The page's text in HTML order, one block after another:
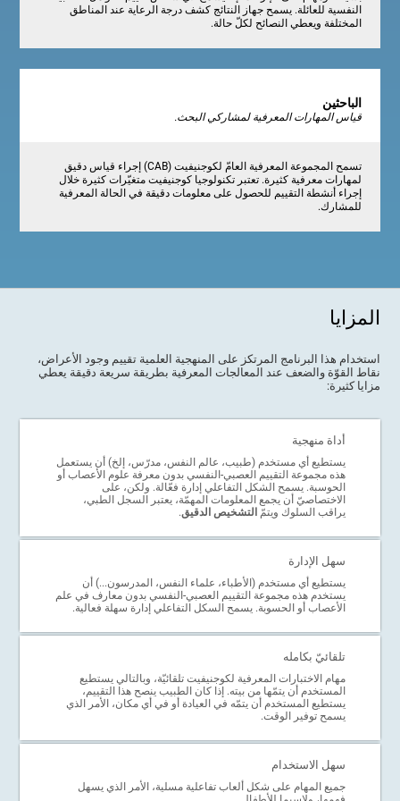
النفسية للعائلة. يسمح جهاز النتائج كشف درجة الرعاية عند المناطق
المختلفة ويعطي النصائح لكلّ حالة.
الباحثين
قياس المهارات المعرفية لمشاركي البحث.
تسمح المجموعة المعرفية العامّ لكوجنيفيت (CAB) إجراء قياس دقيق
لمهارات معرفية كثيرة. تعتبر تكنولوجيا كوجنيفيت متغيّرات كثيرة خلال
إجراء أنشطة التقييم للحصول على معلومات دقيقة في الحالة المعرفية
للمشارك.
المزايا
استخدام هذا البرنامج المرتكز على المنهجية العلمية تقييم وجود الأعراض،
نقاط القوّة والضعف عند المعالجات المعرفية بطريقة سريعة دقيقة يعطي
مزايا كثيرة:
أداة منهجية
يستطيع أي مستخدم (طبيب، عالم النفس، مدرّس، إلخ) أن يستعمل
هذه مجموعة التقييم العصبي-النفسي بدون معرفة علوم الأعصاب أو
الحوسبة. يسمح الشكل التفاعلي إدارة فعّالة. ولكن، على
الاختصاصيّ أن يجمع المعلومات المهمّة، يعتبر السجل الطبي،
يراقب السلوك ويتمّ التشخيص الدقيق.
سهل الإدارة
يستطيع أي مستخدم (الأطباء، علماء النفس، المدرسون...) أن
يستخدم هذه مجموعة التقييم العصبي-النفسي بدون معارف في علم
الأعصاب أو الحسوبة. يسمح السكل التفاعلي إدارة سهلة فعالية.
تلقائيّ بكامله
مهام الاختبارات المعرفية لكوجنيفيت تلقائيّة، وبالتالي يستطيع
المستخدم أن يتمّها من بيته. إذا كان الطبيب ينصح هذا التقييم،
يستطيع المستخدم أن يتمّه في العيادة أو في أي مكان، الأمر الذي
يسمح توفير الوقت.
سهل الاستخدام
جميع المهام على شكل ألعاب تفاعلية مسلية، الأمر الذي يسهل